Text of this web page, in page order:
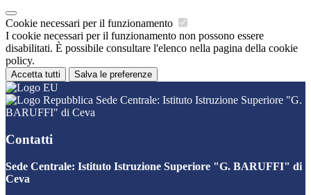
Cookie necessari per il funzionamento
I cookie necessari per il funzionamento non possono essere
disabilitati. È possibile consultare l'elenco nella pagina della cookie
policy.
Accetta tutti Salva le preferenze
Sede Centrale: Istituto Istruzione Superiore "G.
BARUFFI" di Ceva
Contatti
Sede Centrale: Istituto Istruzione Superiore "G. BARUFFI" di
Ceva